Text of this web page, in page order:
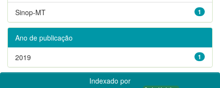
1
Sinop-MT
Ano de publicação
1
2019
Indexado por